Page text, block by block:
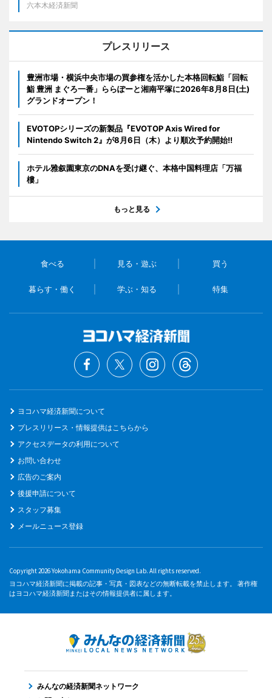
六本木経済新聞
プレスリリース
豊洲市場・横浜中央市場の買参権を活かした本格回転鮨「回転
鮨 豊洲 まぐろ一番」ららぽーと湘南平塚に2026年8月8日(土)
グランドオープン！
EVOTOPシリーズの新製品『EVOTOP Axis Wired for
Nintendo Switch 2』が8月6日（木）より順次予約開始!!
ホテル雅叙園東京のDNAを受け継ぐ、本格中国料理店「万福
樓」
もっと見る
食べる 見る・遊ぶ 買う
暮らす・働く 学ぶ・知る 特集
ヨコハマ経済新聞について
プレスリリース・情報提供はこちらから
アクセスデータの利用について
お問い合わせ
広告のご案内
後援申請について
スタッフ募集
メールニュース登録
Copyright 2026 Yokohama Community Design Lab. All rights reserved.
ヨコハマ経済新聞に掲載の記事・写真・図表などの無断転載を禁止します。 著作権
はヨコハマ経済新聞またはその情報提供者に属します。
みんなの経済新聞ネットワーク